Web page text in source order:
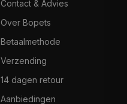
Contact & Advies
Over Bopets
Betaalmethode
Verzending
14 dagen retour
Aanbiedingen